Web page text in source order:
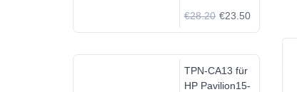
€28.20 €23.50
TPN-CA13 für
HP Pavilion15-